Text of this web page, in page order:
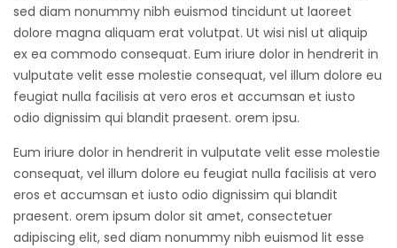
sed diam nonummy nibh euismod tincidunt ut laoreet
dolore magna aliquam erat volutpat. Ut wisi nisl ut aliquip
ex ea commodo consequat. Eum iriure dolor in hendrerit in
vulputate velit esse molestie consequat, vel illum dolore eu
feugiat nulla facilisis at vero eros et accumsan et iusto
odio dignissim qui blandit praesent. orem ipsu.
Eum iriure dolor in hendrerit in vulputate velit esse molestie
consequat, vel illum dolore eu feugiat nulla facilisis at vero
eros et accumsan et iusto odio dignissim qui blandit
praesent. orem ipsum dolor sit amet, consectetuer
adipiscing elit, sed diam nonummy nibh euismod lit esse